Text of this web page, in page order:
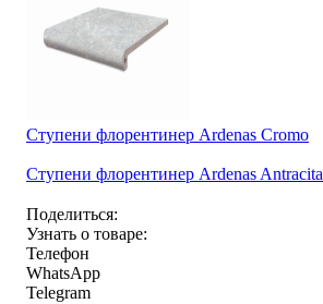
Ступени флорентинер Ardenas Cromo
Ступени флорентинер Ardenas Antracita
Поделиться:
Узнать о товаре:
Телефон
WhatsApp
Telegram